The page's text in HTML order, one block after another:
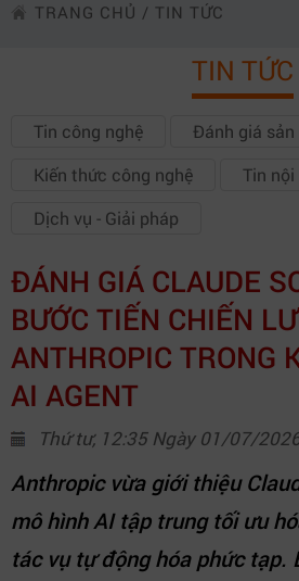
TRANG CHỦ / TIN TỨC
TIN TỨC
Tin công nghệ
Đánh giá sản
Kiến thức công nghệ
Tin nội
Dịch vụ - Giải pháp
ĐÁNH GIÁ CLAUDE
BƯỚC TIẾN CHIẾN
ANTHROPIC TRONG
AI AGENT
Thứ tư, 12:35 Ngày 01/07/
Anthropic vừa giới thiệu
mô hình AI tập trung tối ưu
tác vụ tự động hóa phức tạp.